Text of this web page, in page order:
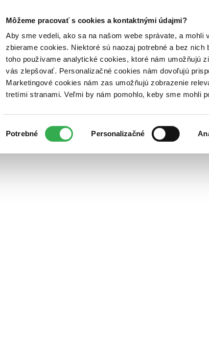
Môžeme pracovať s cookies a kontaktnými údajmi?
Aby sme vedeli, ako sa na našom webe správate, a mohli
zbierame cookies. Niektoré sú naozaj potrebné a bez
toho používame analytické cookies, ktoré nám umožňujú
vás zlepšovať. Personalizačné cookies nám dovoľujú
Marketingové cookies nám zas umožňujú zobrazenie
tretími stranami. Veľmi by nám pomohlo, keby sme mohli
súhlasu
Potrebné Personalizačné
Poukážky Kontakt